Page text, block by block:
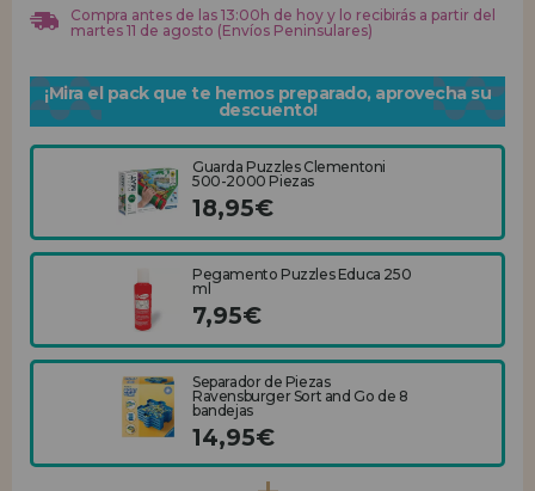
Compra antes de las 13:00h de hoy y lo recibirás a partir del
martes 11 de agosto (Envíos Peninsulares)
¡Mira el pack que te hemos preparado, aprovecha su
descuento!
Guarda Puzzles Clementoni
500-2000 Piezas
18,95€
Pegamento Puzzles Educa 250
ml
7,95€
Separador de Piezas
Ravensburger Sort and Go de 8
bandejas
14,95€